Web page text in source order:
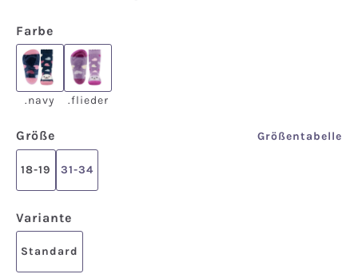
Farbe
.navy
.navy
.flieder
.flieder
Größe Größentabelle
18-19 31-34
Variante
Standard